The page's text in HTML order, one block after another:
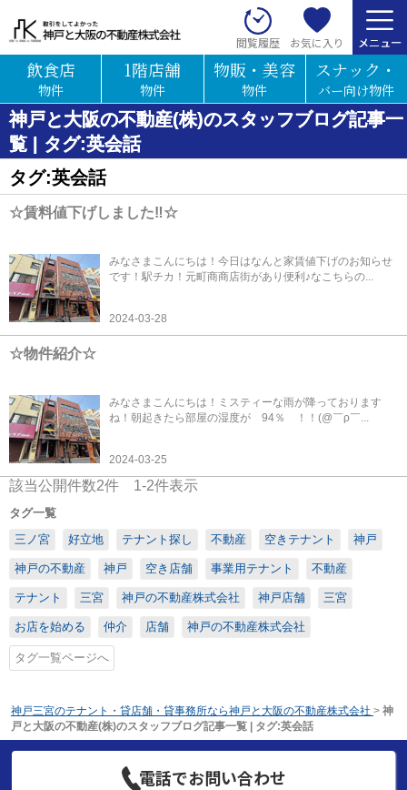
閲覧履歴 お気に入り
飲食店
物件
1階店舗
物件
物販・美容
物件
スナック・
バー向け物件
神戸と大阪の不動産(株)のスタッフブログ記事一
覧 | タグ:英会話
タグ:英会話
☆賃料値下げしました‼☆
みなさまこんにちは！今日はなんと家賃値下げのお知らせ
です！駅チカ！元町商商店街があり便利♪なこちらの...
2024-03-28
☆物件紹介☆
みなさまこんにちは！ミスティーな雨が降っております
ね！朝起きたら部屋の湿度が 94％ ！！(@￣ρ￣...
2024-03-25
該当公開件数2件 1-2件表示
タグ一覧
三ノ宮
好立地 テナント探し 不動産 空きテナント 神戸
神戸の不動産 神戸 空き店舗 事業用テナント 不動産
テナント 三宮 神戸の不動産株式会社 神戸店舗 三宮
お店を始める 仲介 店舗 神戸の不動産株式会社
タグ一覧ページへ
神戸三宮のテナント・貸店舗・貸事務所なら神戸と大阪の不動産株式会社 > 神
戸と大阪の不動産(株)のスタッフブログ記事一覧 | タグ:英会話
電話でお問い合わせ